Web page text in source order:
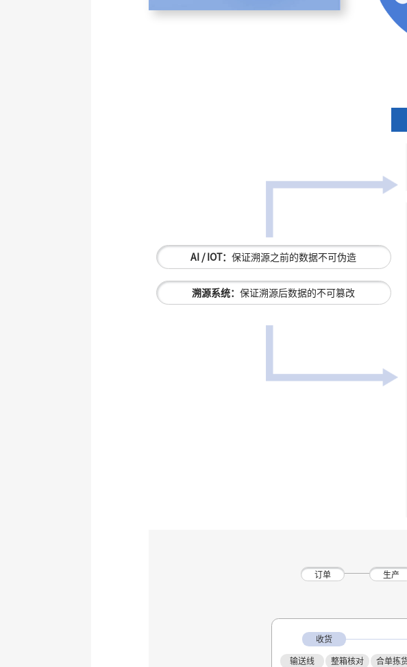
AI / IOT： 保证溯源之前的数据不可伪造
溯源系统： 保证溯源后数据的不可篡改
订单 生产
收货
输送线
整箱核对 合单拣